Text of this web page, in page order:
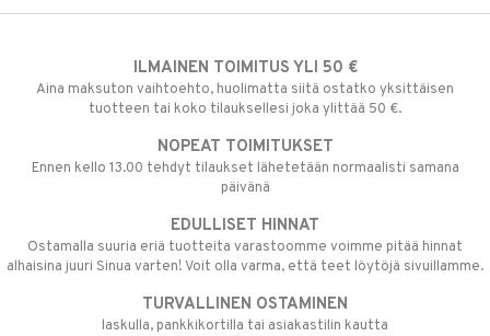
ILMAINEN TOIMITUS YLI 50 €
Aina maksuton vaihtoehto, huolimatta siitä ostatko yksittäisen
tuotteen tai koko tilauksellesi joka ylittää 50 €.
NOPEAT TOIMITUKSET
Ennen kello 13.00 tehdyt tilaukset lähetetään normaalisti samana
päivänä
EDULLISET HINNAT
Ostamalla suuria eriä tuotteita varastoomme voimme pitää hinnat
alhaisina juuri Sinua varten! Voit olla varma, että teet löytöjä sivuillamme.
TURVALLINEN OSTAMINEN
laskulla, pankkikortilla tai asiakastilin kautta